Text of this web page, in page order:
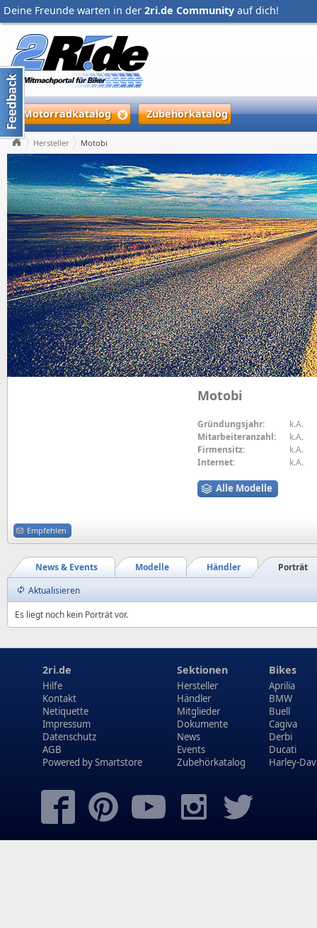
Deine Freunde warten in der 2ri.de Community auf dich!
Motorradkatalog Zubehörkatalog
Hersteller Motobi
Motobi
Gründungsjahr:
k.A.
Mitarbeiteranzahl:
k.A.
Firmensitz:
k.A.
Internet:
k.A.
Alle Modelle
Empfehlen
Porträt
Händler
Modelle
News & Events
Aktualisieren
Es liegt noch kein Porträt vor.
2ri.de
Hilfe
Kontakt
Netiquette
Impressum
Datenschutz
AGB
Powered bySmartstore
Sektionen
Hersteller
Händler
Mitglieder
Dokumente
News
Events
Zubehörkatalog
Bikes
Aprilia
BMW
Buell
Cagiva
Derbi
Ducati
Harley-